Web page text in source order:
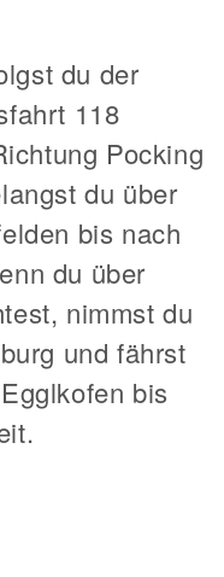
du der
118
Pocking
du über
bis nach
du über
nimmst du
und fährst
bis